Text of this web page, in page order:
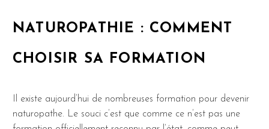
NATUROPATHIE : COMMENT
CHOISIR SA FORMATION
Il existe aujourd’hui de nombreuses formation pour devenir
naturopathe. Le souci c’est que comme ce n’est pas une